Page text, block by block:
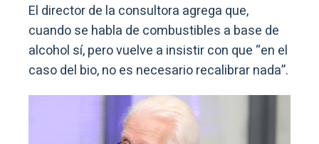
El director de la consultora agrega que,
cuando se habla de combustibles a base de
alcohol sí, pero vuelve a insistir con que “en el
caso del bio, no es necesario recalibrar nada”.